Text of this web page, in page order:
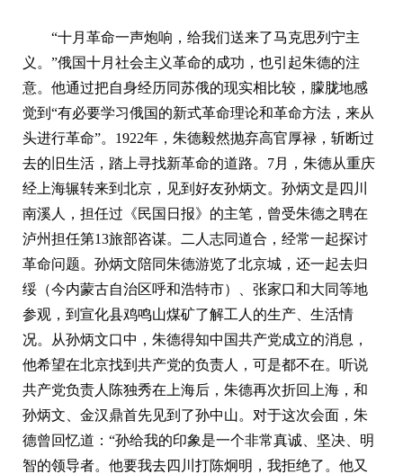
“十月革命一声炮响，给我们送来了马克思列宁主
义。”俄国十月社会主义革命的成功，也引起朱德的注
意。他通过把自身经历同苏俄的现实相比较，朦胧地感
觉到“有必要学习俄国的新式革命理论和革命方法，来从
头进行革命”。1922年，朱德毅然抛弃高官厚禄，斩断过
去的旧生活，踏上寻找新革命的道路。7月，朱德从重庆
经上海辗转来到北京，见到好友孙炳文。孙炳文是四川
南溪人，担任过《民国日报》的主笔，曾受朱德之聘在
泸州担任第13旅部咨谋。二人志同道合，经常一起探讨
革命问题。孙炳文陪同朱德游览了北京城，还一起去归
绥（今内蒙古自治区呼和浩特市）、张家口和大同等地
参观，到宣化县鸡鸣山煤矿了解工人的生产、生活情
况。从孙炳文口中，朱德得知中国共产党成立的消息，
他希望在北京找到共产党的负责人，可是都不在。听说
共产党负责人陈独秀在上海后，朱德再次折回上海，和
孙炳文、金汉鼎首先见到了孙中山。对于这次会面，朱
德曾回忆道：“孙给我的印象是一个非常真诚、坚决、明
智的领导者。他要我去四川打陈炯明，我拒绝了。他又